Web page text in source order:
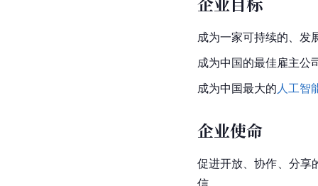
成为一家可持续的、发
成为中国的最佳雇主公
成为中国最大的 人工智
企业使命
促进开放、协作、分享